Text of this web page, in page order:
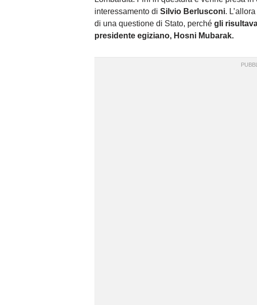
interessamento di Silvio Berlusconi.
di una questione di Stato, perché gli
presidente egiziano, Hosni Mubarak.